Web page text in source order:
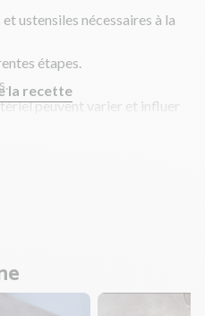
ustensiles nécessaires à la
étapes.
peuvent varier et influer
la recette